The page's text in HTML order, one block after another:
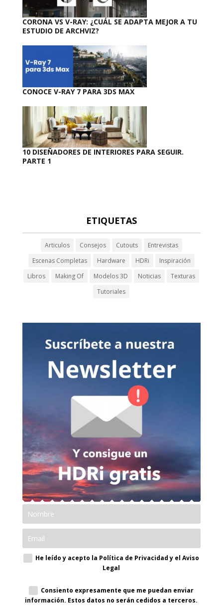
CORONA VS V-RAY: ¿CUÁL SE ADAPTA MEJOR A TU
ESTUDIO DE ARCHVIZ?
CONOCE V-RAY 7 PARA 3DS MAX
10 DISEÑADORES DE INTERIORES PARA SEGUIR.
PARTE 1
ETIQUETAS
Articulos Consejos Cutouts
Entrevistas
Escenas Completas
Hardware HDRi
Inspiración
Libros
Making Of Modelos 3D Noticias
Texturas
Tutoriales
He leído y acepto la Política de Privacidad y el Aviso
Legal
Consiento expresamente que me puedan enviar
información. Estos datos no serán cedidos a terceros.